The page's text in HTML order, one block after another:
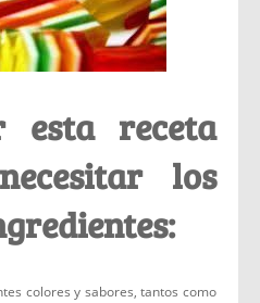
esta receta
los
colores y sabores, tantos como